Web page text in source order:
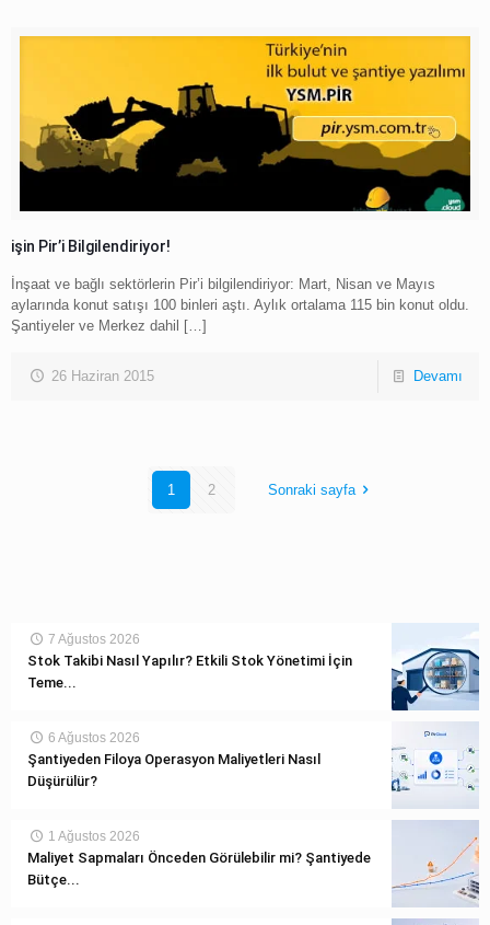
işin Pir’i Bilgilendiriyor!
İnşaat ve bağlı sektörlerin Pir’i bilgilendiriyor: Mart, Nisan ve Mayıs
aylarında konut satışı 100 binleri aştı. Aylık ortalama 115 bin konut oldu.
Şantiyeler ve Merkez dahil […]
26 Haziran 2015 Devamı
1 2 Sonraki sayfa
7 Ağustos 2026
Stok Takibi Nasıl Yapılır? Etkili Stok Yönetimi İçin
Teme...
6 Ağustos 2026
Şantiyeden Filoya Operasyon Maliyetleri Nasıl
Düşürülür?
1 Ağustos 2026
Maliyet Sapmaları Önceden Görülebilir mi? Şantiyede
Bütçe...